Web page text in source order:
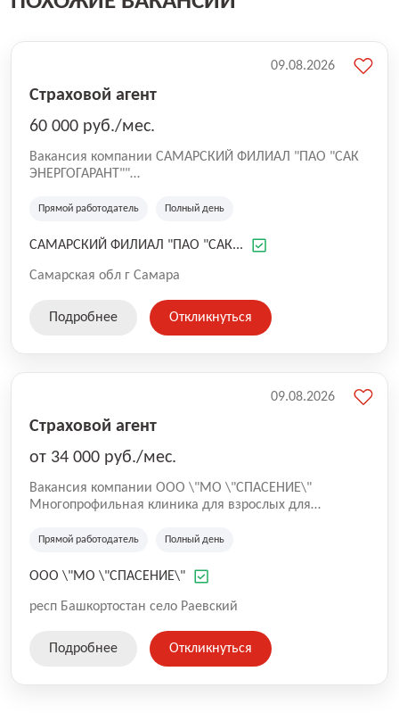
Страховой агент
60 000 руб./мес.
Вакансия компании САМАРСКИЙ ФИЛИАЛ "ПАО "САК
ЭНЕРГОГАРАНТ""
российском страховом рынке с 1992 года. На
включает в себя более 250 представительств,
Деятельность компании направлена на обеспечение
физических и юридических лиц.
Прямой работодатель Полный день
САМАРСКИЙ ФИЛИАЛ "ПАО "САК...
Самарская обл г Самара
09.08.2026
Подробнее Откликнуться
Страховой агент
от 34 000 руб./мес.
Вакансия компании ООО \"МО \"СПАСЕНИЕ\"
Многопрофильная клиника для взрослых для
профилактики, диагностики и лечения широкого
Прямой работодатель Полный день
ООО \"МО \"СПАСЕНИЕ\"
респ Башкортостан село Раевский
09.08.2026
Подробнее Откликнуться